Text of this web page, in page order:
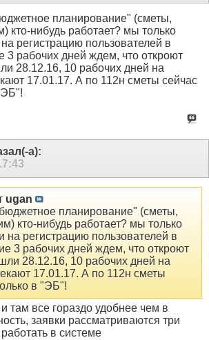
планирование" (сметы,
кто-нибудь работает? мы только
регистрацию пользователей в
3 рабочих дней ждем, что откроют
28.12.16, 10 рабочих дней на
17.01.17. А по 112н сметы сейчас
а):
ugan
планирование" (сметы,
кто-нибудь работает? мы только
на регистрацию пользователей в
3 рабочих дней ждем, что откроют
28.12.16, 10 рабочих дней на
17.01.17. А по 112н сметы
в "ЭБ"!
там все гораздо удобнее чем в
заявки рассматриваются три
в системе